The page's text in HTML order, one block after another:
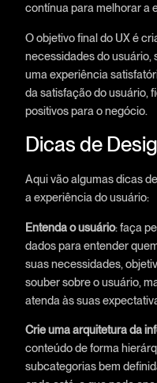
contínua para melhorar a
O objetivo final do UX é
necessidades do usuário,
uma experiência
da satisfação do usuário,
positivos para o negócio.
Dicas de
Aqui vão algumas dicas
a experiência do usuário:
Entenda o usuário: faça
dados para entender
suas necessidades,
souber sobre o usuário,
atenda às suas
Crie uma arquitetura da
conteúdo de forma
subcategorias bem